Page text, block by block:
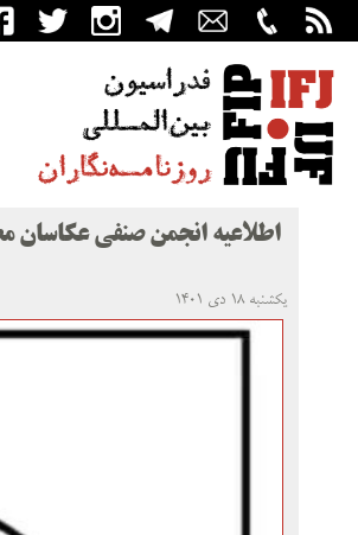
اطلاعیه انجمن صنفی عکاسان
یکشنبه ۱۸ دی ۱۴۰۱